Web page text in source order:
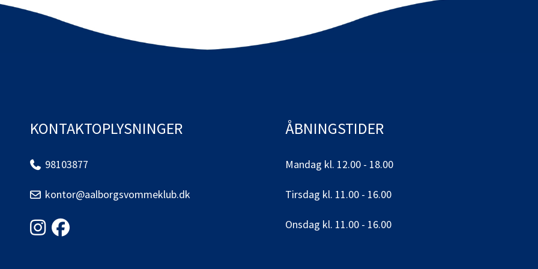
KONTAKTOPLYSNINGER
98103877
kontor@aalborgsvommeklub.dk
ÅBNINGSTIDER
Mandag kl. 12.00 - 18.00
Tirsdag kl. 11.00 - 16.00
Onsdag kl. 11.00 - 16.00